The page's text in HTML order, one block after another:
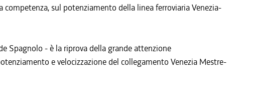
sul potenziamento della linea ferroviaria Venezia-
Spagnolo - è la riprova della grande attenzione
e velocizzazione del collegamento Venezia Mestre-